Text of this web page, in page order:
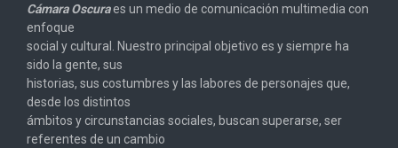
Cámara Oscuraes un medio de comunicación multimedia con
enfoque
social y cultural. Nuestro principal objetivo es y siempre ha
sido la gente, sus
historias, sus costumbres y las labores de personajes que,
desde los distintos
ámbitos y circunstancias sociales, buscan superarse, ser
referentes de un cambio